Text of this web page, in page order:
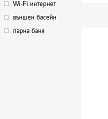
Wi-Fi интернет
външен басейн
парна баня